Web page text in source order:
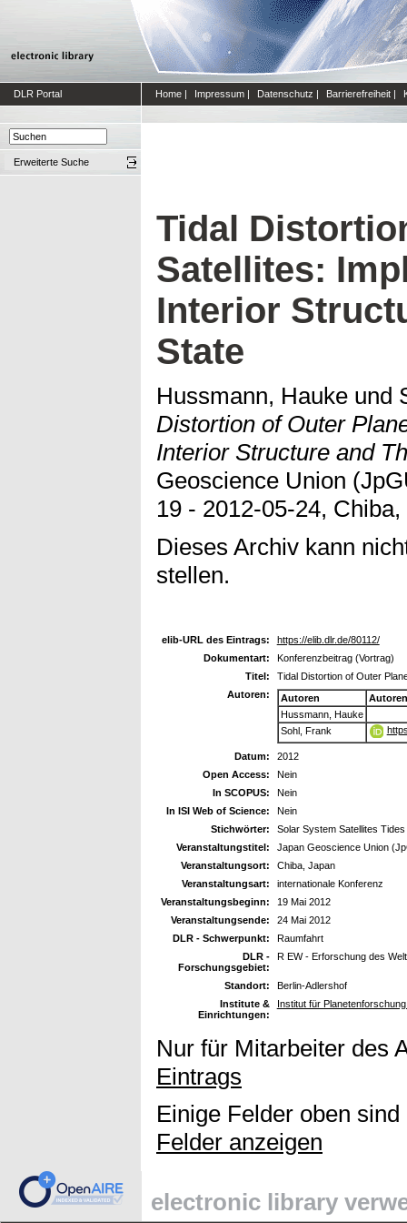
DLR Portal Home | Impressum | Datenschutz | Barrierefreiheit |
Erweiterte Suche
Tidal
Satellites:
Interior
State
Hussmann, Hauke und
Distortion of Outer
Interior Structure and
Geoscience Union
19 - 2012-05-24,
Dieses Archiv kann
stellen.
elib-URL des Eintrags:
https://elib.dlr.de/80112/
Dokumentart:
Konferenzbeitrag (Vortrag)
Titel:
Tidal Distortion of Outer
Autoren:
Autoren
Hussmann, Hauke
Sohl, Frank
Datum:
2012
Open Access:
Nein
In SCOPUS:
Nein
In ISI Web of Science:
Nein
Stichwörter:
Solar System Satellites
Veranstaltungstitel:
Japan Geoscience Union
Veranstaltungsort:
Chiba, Japan
Veranstaltungsart:
internationale Konferenz
Veranstaltungsbeginn:
19 Mai 2012
Veranstaltungsende:
24 Mai 2012
DLR - Schwerpunkt:
Raumfahrt
DLR -
Forschungsgebiet:
R EW - Erforschung des
Standort:
Berlin-Adlershof
Institute &
Einrichtungen:
Institut für
Nur für Mitarbeiter des
Eintrags
Einige Felder oben
Felder anzeigen
electronic library